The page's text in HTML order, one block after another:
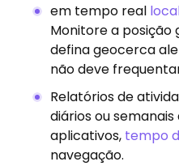
em tempo real
Monitore a posição
defina geocerca
não deve
Relatórios de
diários ou
aplicativos, tempo
navegação.